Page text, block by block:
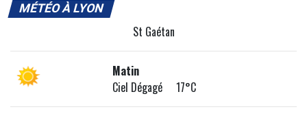
MÉTÉO À LYON
St Gaétan
Matin
Ciel Dégagé 17°C